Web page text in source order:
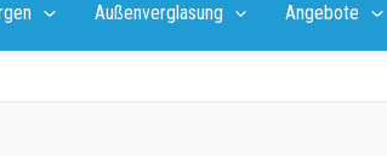
Außenverglasung Angebote